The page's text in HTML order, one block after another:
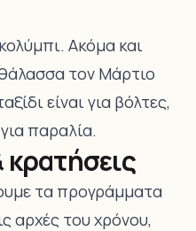
Ακόμα και
τον Μάρτιο
είναι για βόλτες,
παραλία.
τα προγράμματα
αρχές του χρόνου,